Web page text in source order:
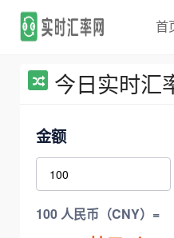
首
今日实时汇
金额
100 人民币（CNY）=